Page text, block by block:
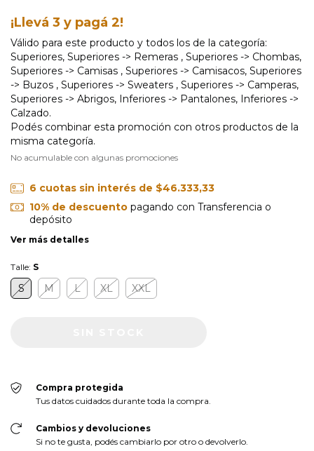
¡Llevá 3 y pagá 2!
Válido para este producto y todos los de la categoría:
Superiores, Superiores -> Remeras , Superiores -> Chombas,
Superiores -> Camisas , Superiores -> Camisacos, Superiores
-> Buzos , Superiores -> Sweaters , Superiores -> Camperas,
Superiores -> Abrigos, Inferiores -> Pantalones, Inferiores ->
Calzado.
Podés combinar esta promoción con otros productos de la
misma categoría.
No acumulable con algunas promociones
6 cuotas sin interés de $46.333,33
10% de descuentopagando con Transferencia o
depósito
Ver más detalles
Talle: S
S M L XL XXL
Compra protegida
Tus datos cuidados durante toda la compra.
Cambios y devoluciones
Si no te gusta, podés cambiarlo por otro o devolverlo.